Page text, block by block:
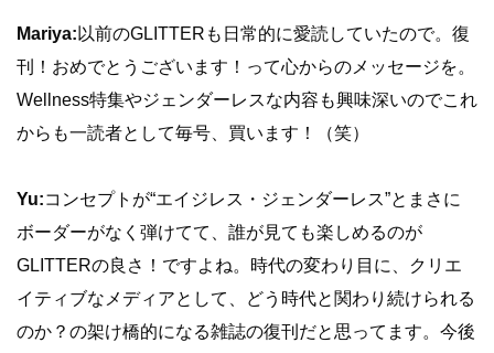
Mariya: 以前のGLITTERも日常的に愛読していたので。復
刊！おめでとうございます！って心からのメッセージを。
Wellness特集やジェンダーレスな内容も興味深いのでこれ
からも一読者として毎号、買います！（笑）
Yu:コンセプトが“エイジレス・ジェンダーレス”とまさに
ボーダーがなく弾けてて、誰が見ても楽しめるのが
GLITTERの良さ！ですよね。時代の変わり目に、クリエ
イティブなメディアとして、どう時代と関わり続けられる
のか？の架け橋的になる雑誌の復刊だと思ってます。今後